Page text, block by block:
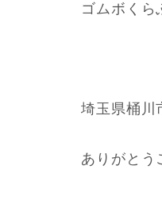
ゴムボくら
埼玉県桶川
ありがとう